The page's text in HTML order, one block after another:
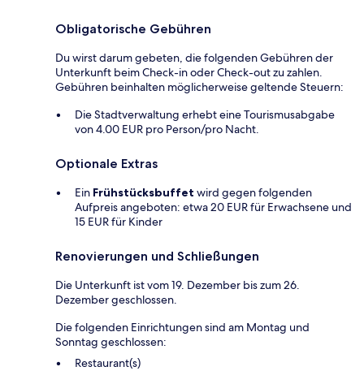
Obligatorische Gebühren
Du wirst darum gebeten, die folgenden Gebühren der
Unterkunft beim Check-in oder Check-out zu zahlen.
Gebühren beinhalten möglicherweise geltende Steuern:
Die Stadtverwaltung erhebt eine Tourismusabgabe
von 4.00 EUR pro Person/pro Nacht.
Optionale Extras
Ein Frühstücksbuffet wird gegen folgenden
Aufpreis angeboten: etwa 20 EUR für Erwachsene und
15 EUR für Kinder
Renovierungen und Schließungen
Die Unterkunft ist vom 19. Dezember bis zum 26.
Dezember geschlossen.
Die folgenden Einrichtungen sind am Montag und
Sonntag geschlossen:
Restaurant(s)